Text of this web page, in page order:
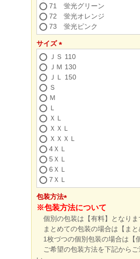
71 蛍光グリーン
72 蛍光オレンジ
73 蛍光ピンク
サイズ
(必
須)
ＪＳ 110
ＪＭ 130
ＪＬ 150
Ｓ
Ｍ
Ｌ
ＸＬ
ＸＸＬ
ＸＸＸＬ
4ＸＬ
5ＸＬ
6ＸＬ
7ＸＬ
包装方法
(必
須)
※包装方法について
個別の包装は【有料】となりま
まとめての包装の場合は【まと
1枚づつの個別包装の場合は【
ご希望の包装方法を下記からご